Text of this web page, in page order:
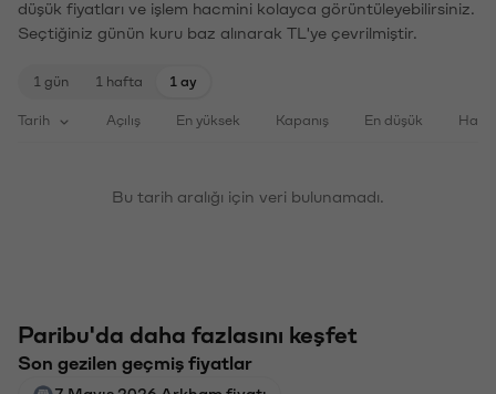
düşük fiyatları ve işlem hacmini kolayca görüntüleyebilirsiniz.
Seçtiğiniz günün kuru baz alınarak TL'ye çevrilmiştir.
1 gün 1 hafta 1 ay
Tarih Açılış En yüksek Kapanış En düşük
Bu tarih aralığı için veri bulunamadı.
Paribu'da daha fazlasını keşfet
Son gezilen geçmiş fiyatlar